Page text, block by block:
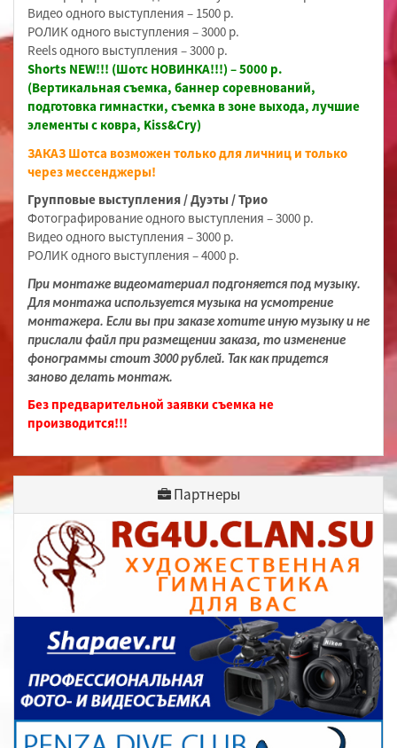
Видео одного выступления – 1500 р.
РОЛИК одного выступления – 3000 р.
Reels одного выступления – 3000 р.
Shorts NEW!!! (Шотс НОВИНКА!!!) – 5000 р.
(Вертикальная съемка, баннер соревнований,
подготовка гимнастки, съемка в зоне выхода, лучшие
элементы с ковра, Kiss&Cry)
ЗАКАЗ Шотса возможен только для личниц и только
через мессенджеры!
Групповые выступления / Дуэты / Трио
Фотографирование одного выступления – 3000 р.
Видео одного выступления – 3000 р.
РОЛИК одного выступления – 4000 р.
При монтаже видеоматериал подгоняется под музыку.
Для монтажа используется музыка на усмотрение
монтажера. Если вы при заказе хотите иную музыку и не
прислали файл при размещении заказа, то изменение
фонограммы стоит 3000 рублей. Так как придется
заново делать монтаж.
Без предварительной заявки съемка не
производится!!!
Партнеры